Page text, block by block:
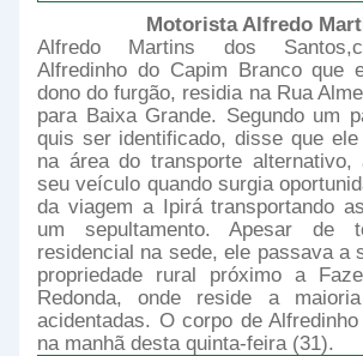
Motorista Alfredo
Alfredo Martins dos
Alfredinho do Capim Branco que
dono do furgão, residia na Rua
para Baixa Grande. Segundo um
quis ser identificado, disse que ele
na área do transporte alternativo,
seu veículo quando surgia
da viagem a Ipirá transportando
um sepultamento. Apesar de
residencial na sede, ele passava a
propriedade rural próximo a
Redonda, onde reside a
acidentadas. O corpo de
na manhã desta quinta-feira (31).